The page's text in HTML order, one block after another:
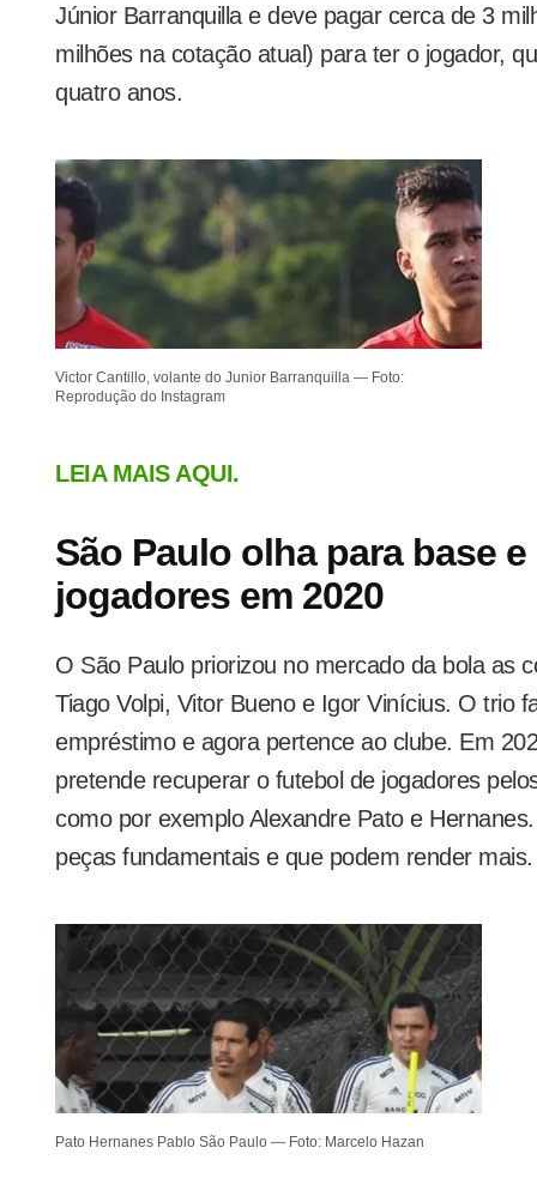
Júnior Barranquilla e deve pagar cerca de 3
milhões na cotação atual) para ter o jogador,
quatro anos.
Victor Cantillo, volante do Junior Barranquilla — Foto:
Reprodução do Instagram
LEIA MAIS AQUI.
São Paulo olha para base
jogadores em 2020
O São Paulo priorizou no mercado da bola as
Tiago Volpi, Vitor Bueno e Igor Vinícius. O trio
empréstimo e agora pertence ao clube. Em
pretende recuperar o futebol de jogadores
como por exemplo Alexandre Pato e
peças fundamentais e que podem render mais.
Pato Hernanes Pablo São Paulo — Foto: Marcelo Hazan